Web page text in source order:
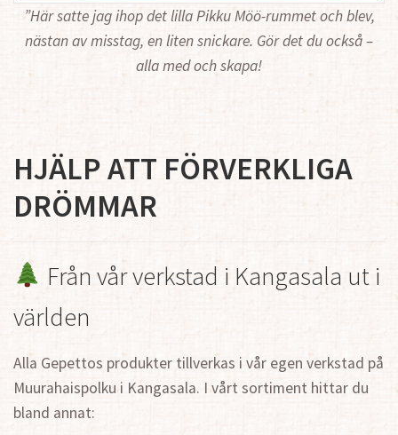
”Här satte jag ihop det lilla Pikku Möö-rummet och blev,
nästan av misstag, en liten snickare. Gör det du också –
alla med och skapa!
HJÄLP ATT FÖRVERKLIGA
DRÖMMAR
Från vår verkstad i Kangasala ut i
världen
Alla Gepettos produkter tillverkas i vår egen verkstad på
Muurahaispolku i Kangasala. I vårt sortiment hittar du
bland annat: